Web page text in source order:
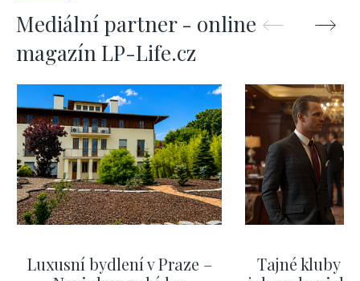
Mediální partner - online
magazín LP-Life.cz
Luxusní bydlení v Praze –
Tajné kluby